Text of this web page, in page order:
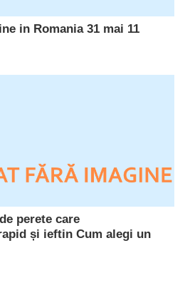
in Romania 31 mai 11
perete care
și ieftin Cum alegi un